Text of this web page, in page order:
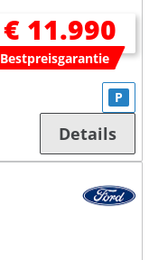
€ 11.990
Bestpreisgarantie
P
Details